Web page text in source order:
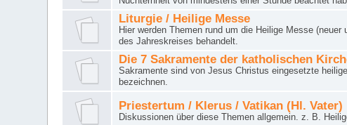
Liturgie / Heilige Messe
Hier werden Themen rund um die Heilige Messe
des Jahreskreises behandelt.
Die 7 Sakramente der katholischen
Sakramente sind von Jesus Christus eingesetzte
bezeichnen.
Priestertum / Klerus / Vatikan (Hl. Vater)
Diskussionen über diese Themen allgemein. z. B.